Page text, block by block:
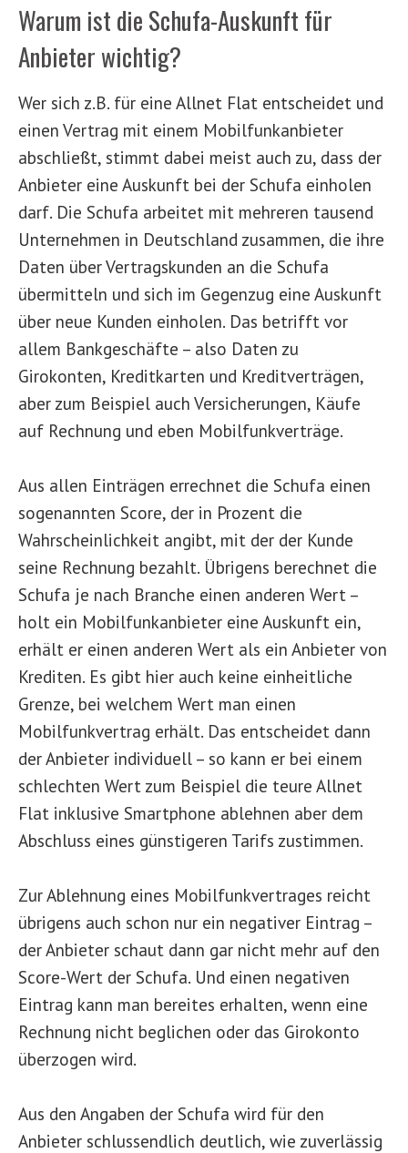
Warum ist die Schufa-Auskunft für
Anbieter wichtig?
Wer sich z.B. für eine Allnet Flat entscheidet und
einen Vertrag mit einem Mobilfunkanbieter
abschließt, stimmt dabei meist auch zu, dass der
Anbieter eine Auskunft bei der Schufa einholen
darf. Die Schufa arbeitet mit mehreren tausend
Unternehmen in Deutschland zusammen, die ihre
Daten über Vertragskunden an die Schufa
übermitteln und sich im Gegenzug eine Auskunft
über neue Kunden einholen. Das betrifft vor
allem Bankgeschäfte – also Daten zu
Girokonten, Kreditkarten und Kreditverträgen,
aber zum Beispiel auch Versicherungen, Käufe
auf Rechnung und eben Mobilfunkverträge.
Aus allen Einträgen errechnet die Schufa einen
sogenannten Score, der in Prozent die
Wahrscheinlichkeit angibt, mit der der Kunde
seine Rechnung bezahlt. Übrigens berechnet die
Schufa je nach Branche einen anderen Wert –
holt ein Mobilfunkanbieter eine Auskunft ein,
erhält er einen anderen Wert als ein Anbieter von
Krediten. Es gibt hier auch keine einheitliche
Grenze, bei welchem Wert man einen
Mobilfunkvertrag erhält. Das entscheidet dann
der Anbieter individuell – so kann er bei einem
schlechten Wert zum Beispiel die teure Allnet
Flat inklusive Smartphone ablehnen aber dem
Abschluss eines günstigeren Tarifs zustimmen.
Zur Ablehnung eines Mobilfunkvertrages reicht
übrigens auch schon nur ein negativer Eintrag –
der Anbieter schaut dann gar nicht mehr auf den
Score-Wert der Schufa. Und einen negativen
Eintrag kann man bereites erhalten, wenn eine
Rechnung nicht beglichen oder das Girokonto
überzogen wird.
Aus den Angaben der Schufa wird für den
Anbieter schlussendlich deutlich, wie zuverlässig